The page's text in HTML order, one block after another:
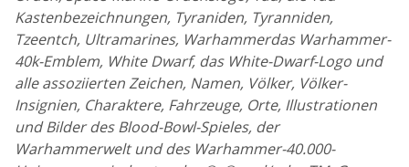
Kastenbezeichnungen, Tyraniden, Tyranniden,
Tzeentch, Ultramarines, Warhammerdas Warhammer-
40k-Emblem, White Dwarf, das White-Dwarf-Logo und
alle assoziierten Zeichen, Namen, Völker, Völker-
Insignien, Charaktere, Fahrzeuge, Orte, Illustrationen
und Bilder des Blood-Bowl-Spieles, der
Warhammerwelt und des Warhammer-40.000-